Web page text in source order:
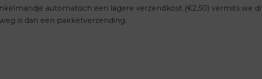
automatisch een lagere verzendkost (€2,50) vermits we
is dan een pakketverzending.